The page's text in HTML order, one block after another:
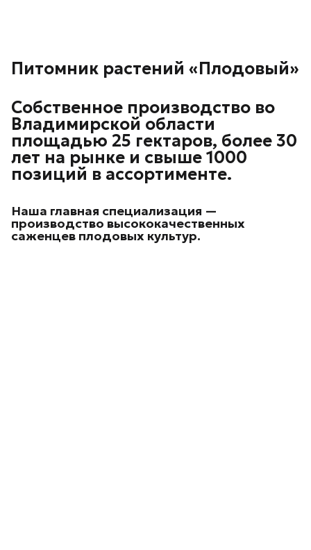
Питомник растений «Плодовый»
Собственное производство во
Владимирской области
площадью 25 гектаров, более 30
лет на рынке и свыше 1000
позиций в ассортименте.
Наша главная специализация —
производство высококачественных
саженцев плодовых культур.